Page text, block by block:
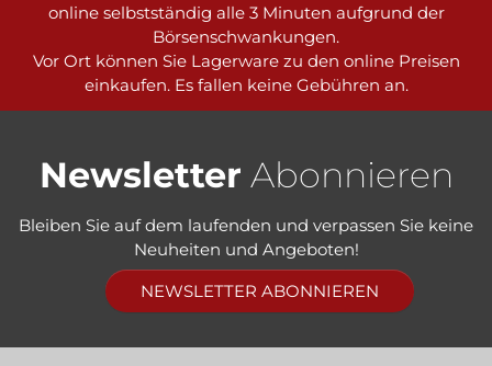
online selbstständig alle 3 Minuten aufgrund der
Börsenschwankungen.
Vor Ort können Sie Lagerware zu den online Preisen
einkaufen. Es fallen keine Gebühren an.
Newsletter Abonnieren
Bleiben Sie auf dem laufenden und verpassen Sie keine
Neuheiten und Angeboten!
NEWSLETTER ABONNIEREN